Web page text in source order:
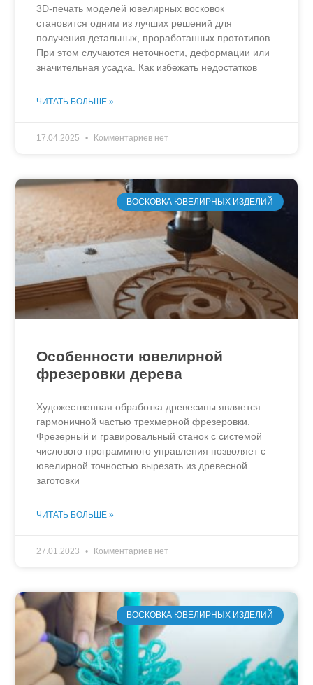
3D-печать моделей ювелирных восковок
становится одним из лучших решений для
получения детальных, проработанных прототипов.
При этом случаются неточности, деформации или
значительная усадка. Как избежать недостатков
ЧИТАТЬ БОЛЬШЕ »
17.04.2025 Комментариев нет
ВОСКОВКА ЮВЕЛИРНЫХ ИЗДЕЛИЙ
Особенности ювелирной
фрезеровки дерева
Художественная обработка древесины является
гармоничной частью трехмерной фрезеровки.
Фрезерный и гравировальный станок с системой
числового программного управления позволяет с
ювелирной точностью вырезать из древесной
заготовки
ЧИТАТЬ БОЛЬШЕ »
27.01.2023 Комментариев нет
ВОСКОВКА ЮВЕЛИРНЫХ ИЗДЕЛИЙ